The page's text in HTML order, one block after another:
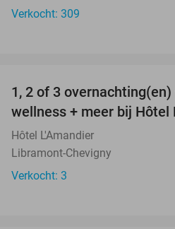
Verkocht: 309
TODAY
1, 2 of 3
wellness + meer bij Hôtel
Hôtel L'Amandier
Libramont-Chevigny
Verkocht: 3